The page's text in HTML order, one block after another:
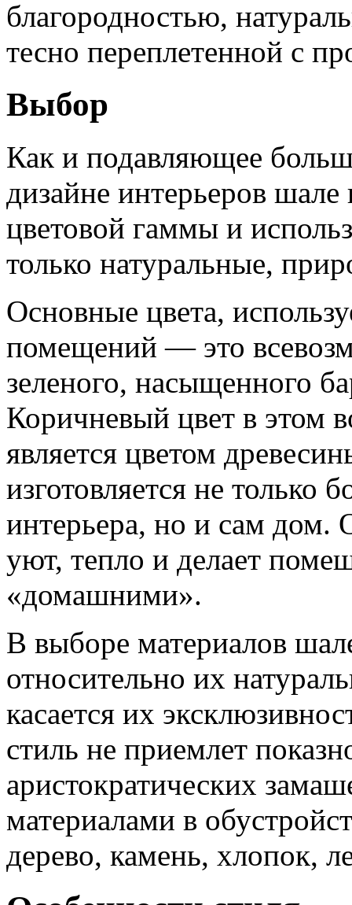
благородностью,
тесно переплетенной с
Выбор
Как и подавляющее
дизайне интерьеров шале
цветовой гаммы и
только натуральные,
Основные цвета,
помещений — это
зеленого, насыщенного
Коричневый цвет в этом
является цветом
изготовляется не только
интерьера, но и сам дом.
уют, тепло и делает
«домашними».
В выборе материалов
относительно их
касается их
стиль не приемлет
аристократических
материалами в
дерево, камень, хлопок,